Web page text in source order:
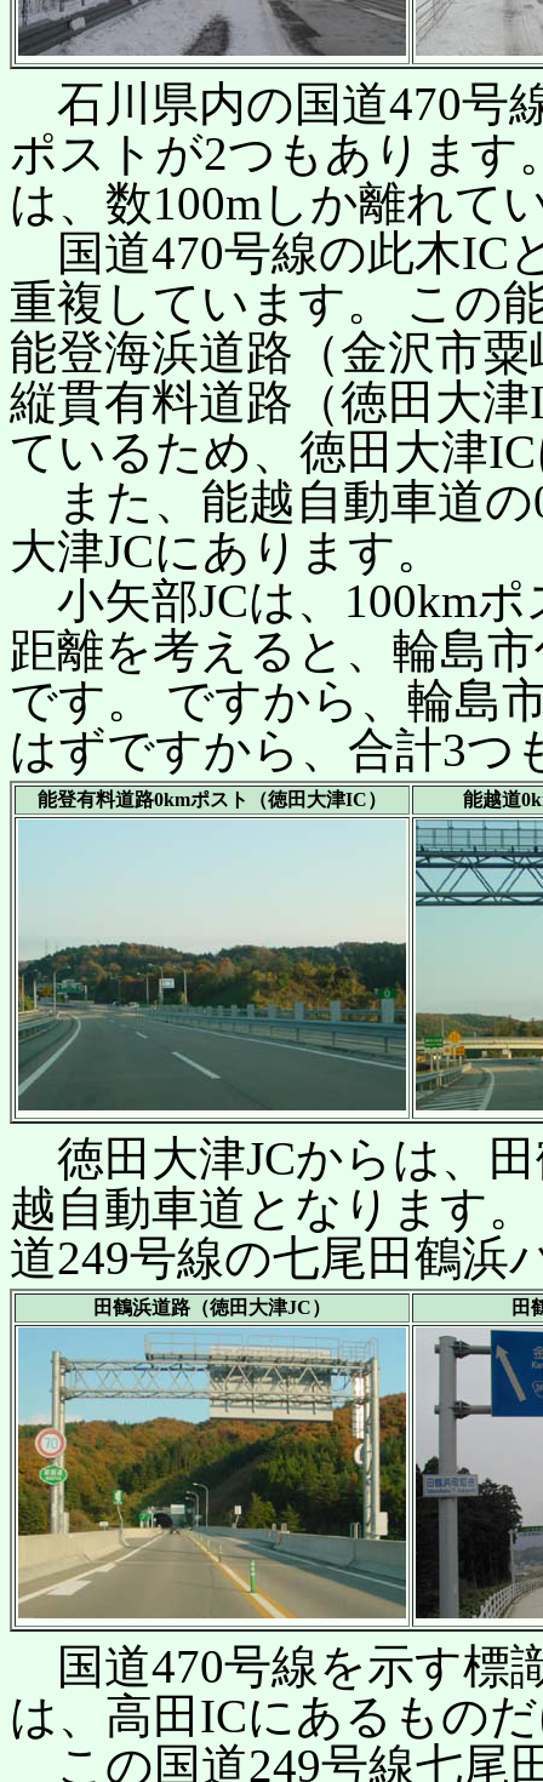
石川県内の国道470号
ポストが2つもあります
は、数100mしか離れて
国道470号線の此木IC
重複しています。 この
能登海浜道路（金沢市
縦貫有料道路（徳田大
ているため、徳田大津
また、能越自動車道の
大津JCにあります。
小矢部JCは、100km
距離を考えると、輪島
です。 ですから、輪島
はずですから、合計3つ
能登有料道路0kmポスト（徳田大津IC） 能越道
徳田大津JCからは、
越自動車道となります
道249号線の七尾田鶴浜
田鶴浜道路（徳田大津JC） 田
国道470号線を示す標
は、高田ICにあるもの
この国道249号線七尾